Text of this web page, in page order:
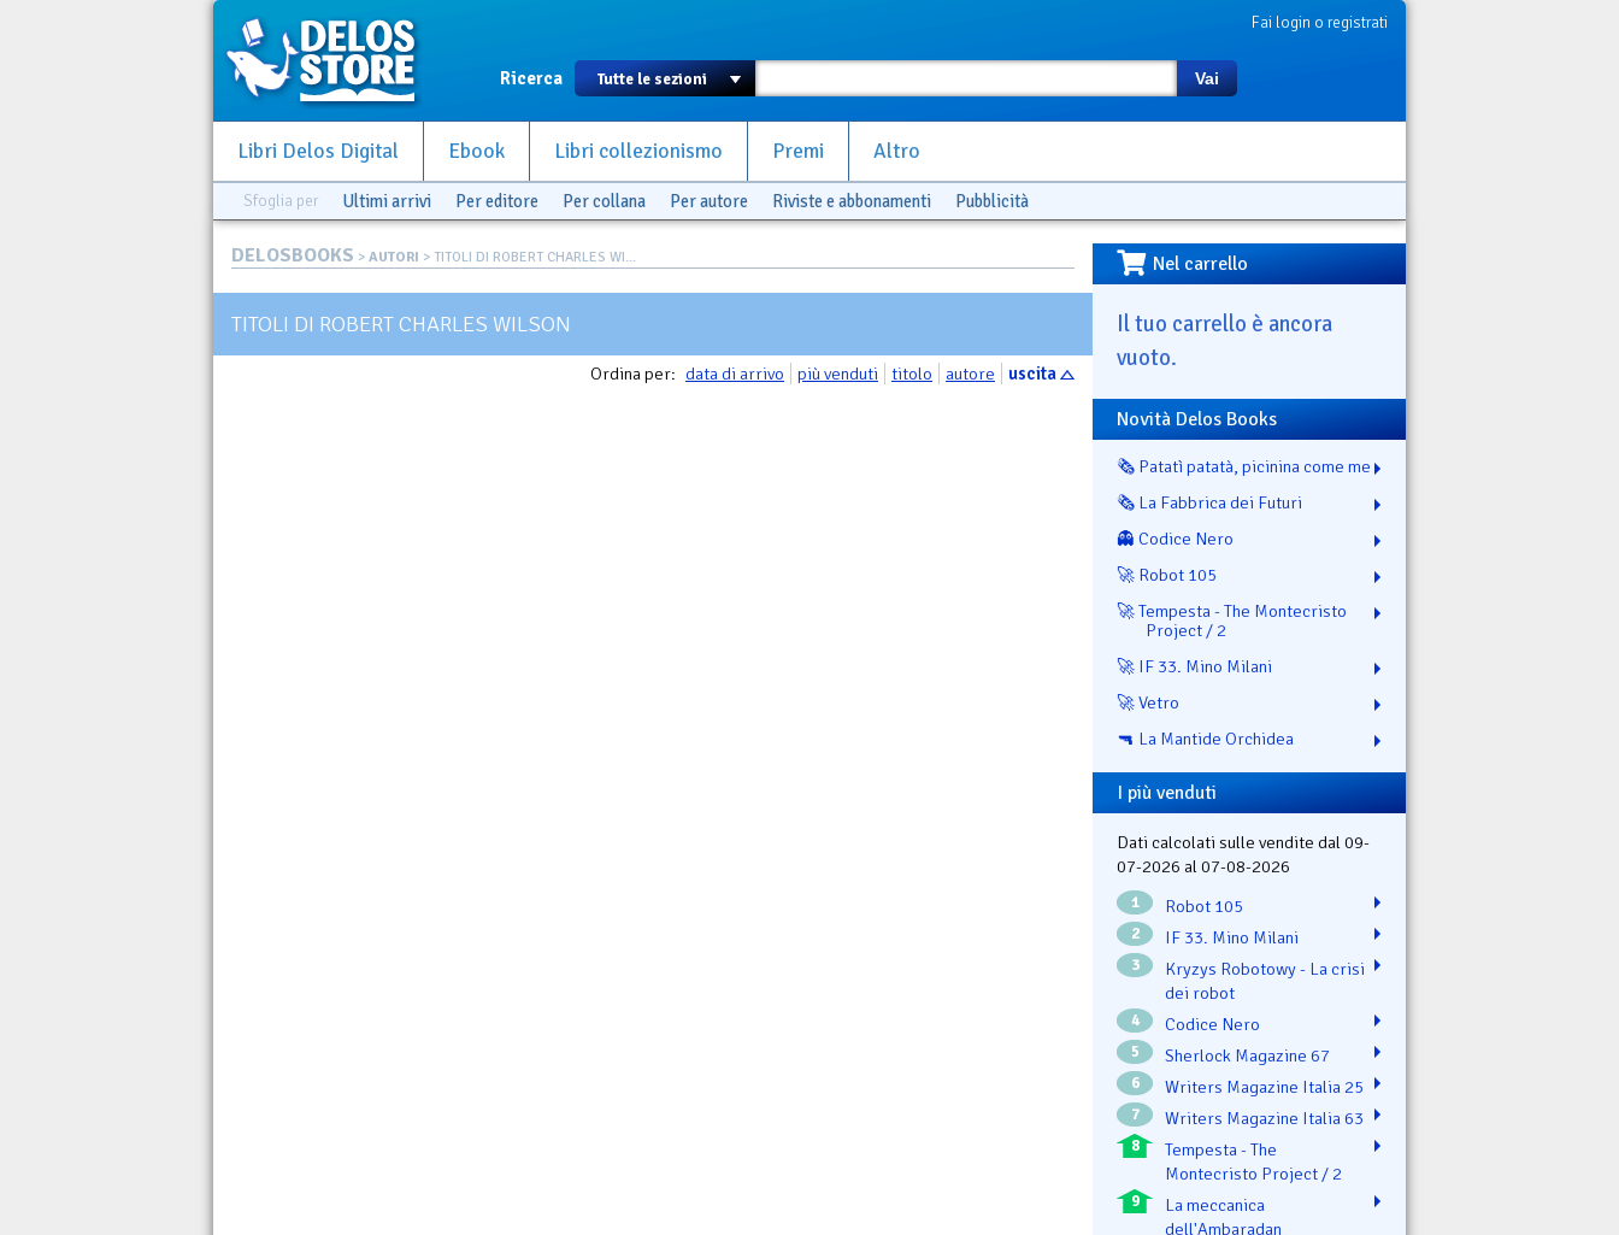
Fai login o registrati
Ricerca Vai
Libri Delos Digital Ebook Libri collezionismo Premi Altro
Sfoglia per Ultimi arrivi Per editore Per collana Per autore Riviste e abbonamenti Pubblicità
DELOSBOOKS > AUTORI > TITOLI DI ROBERT CHARLES WI...
TITOLI DI ROBERT CHARLES WILSON
Ordina per: data di arrivo più venduti titolo autore uscita
Nel carrello
Il tuo carrello è ancora
vuoto.
Novità Delos Books
🗞️ Patatì patatà, picinina come me
🗞️ La Fabbrica dei Futuri
👻 Codice Nero
🚀 Robot 105
🚀 Tempesta - The Montecristo
Project / 2
🚀 IF 33. Mino Milani
🚀 Vetro
🔫 La Mantide Orchidea
I più venduti
Dati calcolati sulle vendite dal 09-
07-2026 al 07-08-2026
1 Robot 105
2 IF 33. Mino Milani
3
Kryzys Robotowy - La crisi
dei robot
4 Codice Nero
5 Sherlock Magazine 67
6 Writers Magazine Italia 25
7 Writers Magazine Italia 63
8
Tempesta - The
Montecristo Project / 2
9
La meccanica
dell'Ambaradan